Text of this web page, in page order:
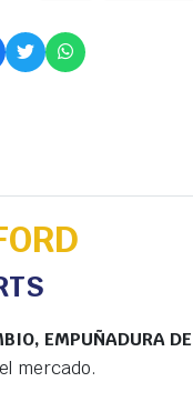
EMPUÑADURA
mercado.